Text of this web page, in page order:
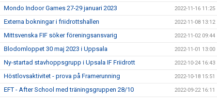
Mondo Indoor Games 27-29 januari 2023 2022-11-16 11:25
Externa bokningar i friidrottshallen 2022-11-08 13:12
Mittsvenska FIF söker föreningsansvarig 2022-11-02 09:44
Blodomloppet 30 maj 2023 i Uppsala 2022-11-01 13:00
Ny-startad stavhoppsgrupp i Upsala IF Friidrott 2022-10-24 16:43
Höstlovsaktivitet - prova på Framerunning 2022-10-18 15:51
EFT - After School med träningsgruppen 28/10 2022-09-22 16:11